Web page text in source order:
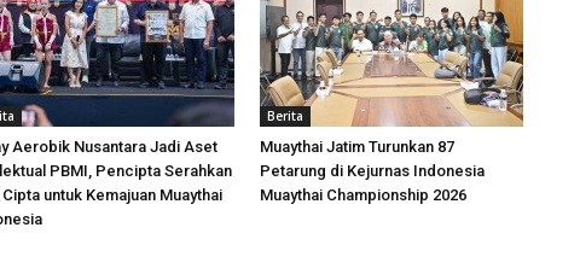
Aerobik Nusantara Jadi Aset
PBMI, Pencipta Serahkan
Cipta untuk Kemajuan Muaythai
Berita
Muaythai Jatim Turunkan 87
Petarung di Kejurnas Indonesia
Muaythai Championship 2026